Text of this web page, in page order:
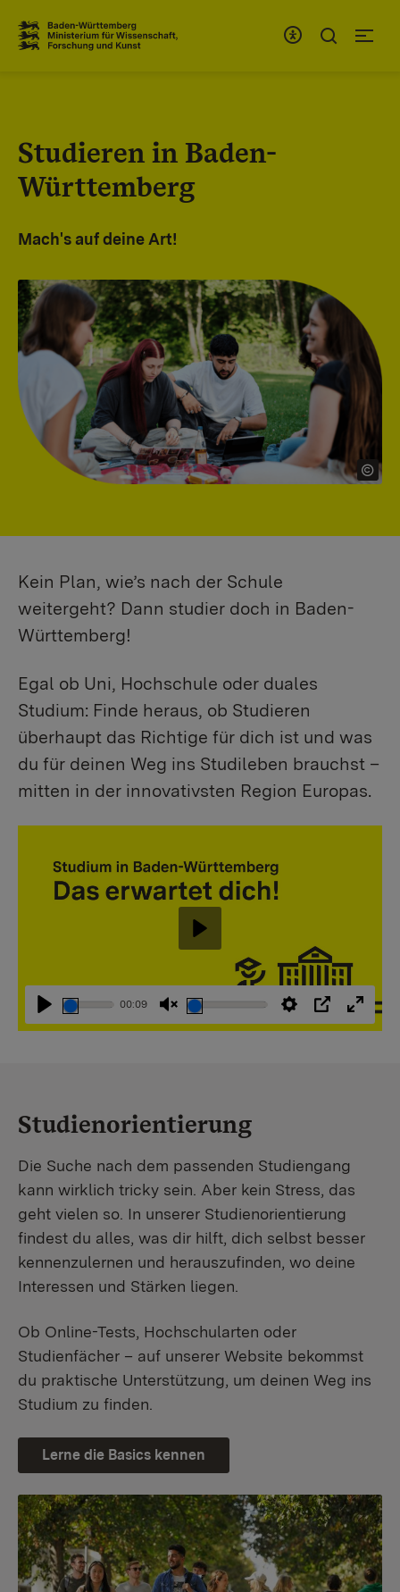
Studieren in Baden-
Württemberg
Mach's auf deine Art!
Kein Plan, wie’s nach der Schule
weitergeht? Dann studier doch in Baden-
Württemberg!
Egal ob Uni, Hochschule oder duales
Studium: Finde heraus, ob Studieren
überhaupt das Richtige für dich ist und was
du für deinen Weg ins Studileben brauchst –
mitten in der innovativsten Region Europas.
Abspielen
00:09
StummschaltungEinstellungen
PIP
Abspielen
Studienorientierung
Die Suche nach dem passenden Studiengang
kann wirklich tricky sein. Aber kein Stress, das
geht vielen so. In unserer Studienorientierung
findest du alles, was dir hilft, dich selbst besser
kennenzulernen und herauszufinden, wo deine
Interessen und Stärken liegen.
Ob Online-Tests, Hochschularten oder
Studienfächer – auf unserer Website bekommst
du praktische Unterstützung, um deinen Weg ins
Studium zu finden.
Lerne die Basics kennen